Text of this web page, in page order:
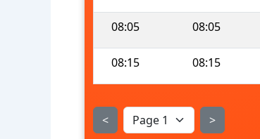
08:05 08:05
08:15 08:15
< >